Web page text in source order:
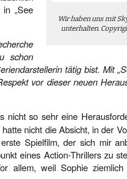
Wir haben uns mit
unterhalten.
in „See
schon
tätig bist. Mit
vor dieser neuen
nicht so sehr eine
nicht die Absicht, in der
Spielfilm, der sich mir
eines Action-Thrillers zu
allem, weil Sophie